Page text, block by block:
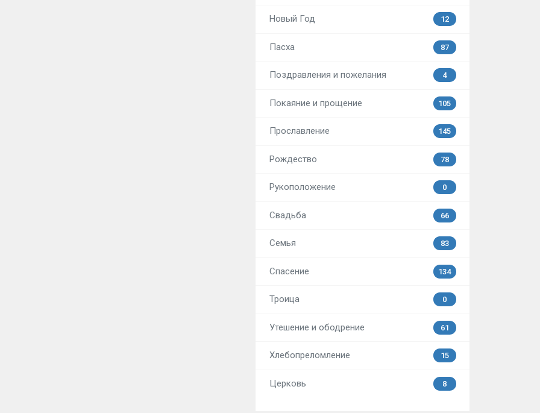
Новый Год 12
Пасха 87
Поздравления и пожелания 4
Покаяние и прощение 105
Прославление 145
Рождество 78
Рукоположение 0
Свадьба 66
Семья 83
Спасение 134
Троица 0
Утешение и ободрение 61
Хлебопреломление 15
Церковь 8